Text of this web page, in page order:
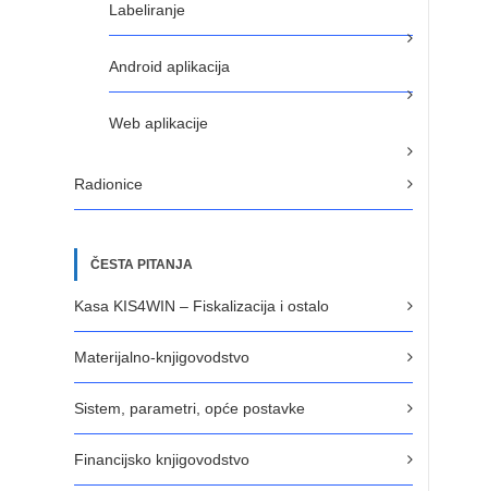
Labeliranje
Android aplikacija
Web aplikacije
Radionice
ČESTA PITANJA
Kasa KIS4WIN – Fiskalizacija i ostalo
Materijalno-knjigovodstvo
Sistem, parametri, opće postavke
Financijsko knjigovodstvo